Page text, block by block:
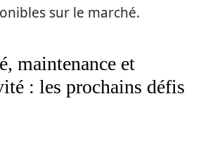
sur le marché.
maintenance et
: les prochains défis